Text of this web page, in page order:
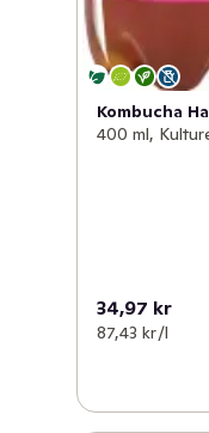
Kombucha
400 ml,
34,97 kr
87,43 kr /l